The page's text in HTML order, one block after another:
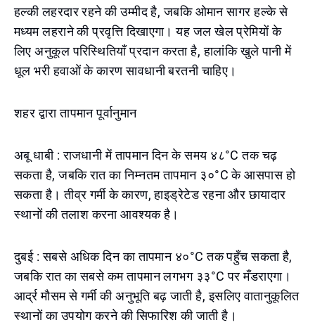
हल्की लहरदार रहने की उम्मीद है, जबकि ओमान सागर हल्के से
मध्यम लहराने की प्रवृत्ति दिखाएगा। यह जल खेल प्रेमियों के
लिए अनुकूल परिस्थितियाँ प्रदान करता है, हालांकि खुले पानी में
धूल भरी हवाओं के कारण सावधानी बरतनी चाहिए।
शहर द्वारा तापमान पूर्वानुमान
अबू धाबी : राजधानी में तापमान दिन के समय ४८°C तक चढ़
सकता है, जबकि रात का निम्नतम तापमान ३०°C के आसपास हो
सकता है। तीव्र गर्मी के कारण, हाइड्रेटेड रहना और छायादार
स्थानों की तलाश करना आवश्यक है।
दुबई : सबसे अधिक दिन का तापमान ४०°C तक पहुँच सकता है,
जबकि रात का सबसे कम तापमान लगभग ३३°C पर मँडराएगा।
आर्द्र मौसम से गर्मी की अनुभूति बढ़ जाती है, इसलिए वातानुकूलित
स्थानों का उपयोग करने की सिफारिश की जाती है।